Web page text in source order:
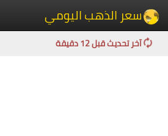
سعر الذهب اليومي
آخر تحديث قبل 12 دقيقة